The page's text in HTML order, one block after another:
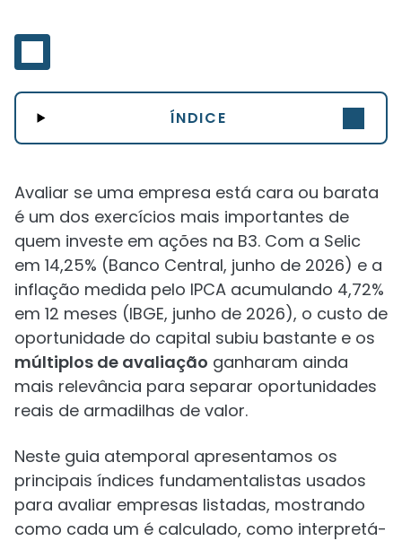
ÍNDICE
Avaliar se uma empresa está cara ou barata
é um dos exercícios mais importantes de
quem investe em ações na B3. Com a Selic
em 14,25% (Banco Central, junho de 2026) e a
inflação medida pelo IPCA acumulando 4,72%
em 12 meses (IBGE, junho de 2026), o custo de
oportunidade do capital subiu bastante e os
múltiplos de avaliação ganharam ainda
mais relevância para separar oportunidades
reais de armadilhas de valor.
Neste guia atemporal apresentamos os
principais índices fundamentalistas usados
para avaliar empresas listadas, mostrando
como cada um é calculado, como interpretá-